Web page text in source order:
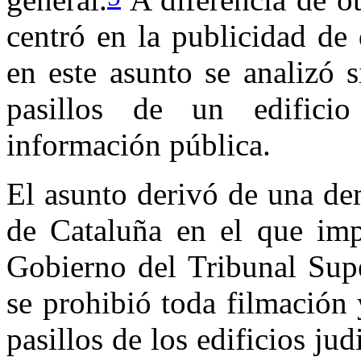
centró en la publicidad de
en este asunto se
pasillos de un
información pública.
El asunto derivó de una
de Cataluña en el que
Gobierno del Tribunal
se prohibió toda filmación
pasillos de los edificios